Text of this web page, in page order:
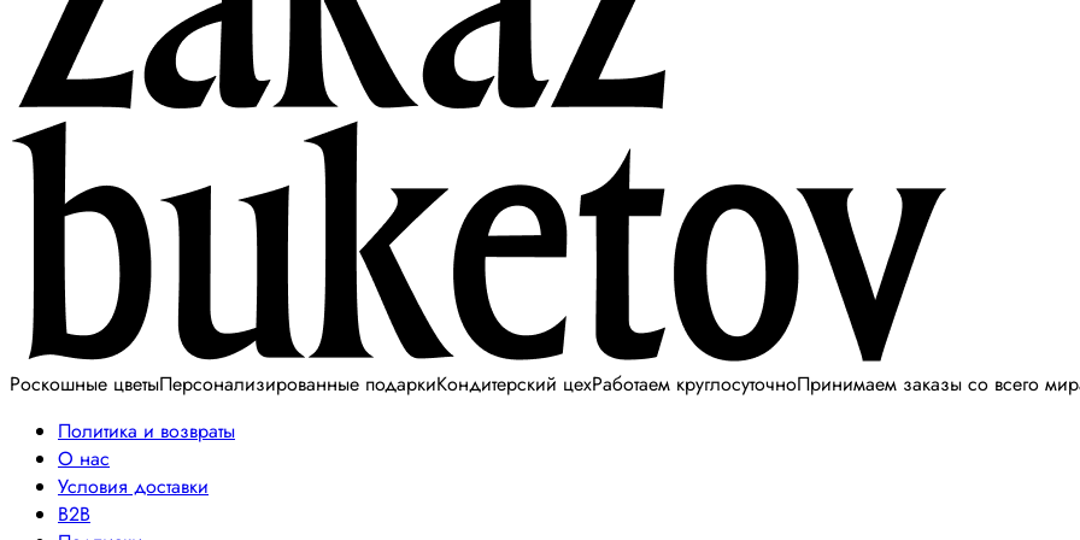
Роскошные цветыПерсонализированные подаркиКондитерский цехРаботаем круглосуточноПринимаем заказы со всего
Политика и возвраты
О нас
Условия доставки
B2B